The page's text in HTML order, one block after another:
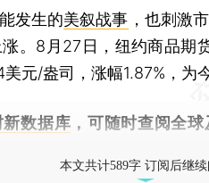
生的美叙战事 ，也刺激
。8月27日，纽约商品期
元/盎司，涨幅1.87%，为
新数据库 ，可随时查阅全
本文共计589字 订阅后继